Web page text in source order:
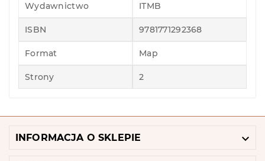
Wydawnictwo ITMB
ISBN 9781771292368
Format Map
Strony 2
INFORMACJA O SKLEPIE 